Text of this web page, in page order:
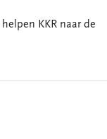
KKR naar de